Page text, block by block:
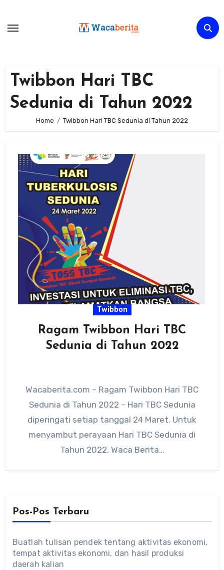
content
Twibbon Hari TBC
Sedunia di Tahun 2022
Home Twibbon Hari TBC Sedunia di Tahun 2022
Twibbon
Ragam Twibbon Hari TBC
Sedunia di Tahun 2022
Wacaberita.com – Ragam Twibbon Hari TBC
Sedunia di Tahun 2022 – Hari TBC Sedunia
diperingati setiap tanggal 24 Maret. Untuk
menyambut perayaan Hari TBC Sedunia di
Tahun 2022, Waca Berita…
Pos-Pos Terbaru
Buatlah tulisan pendek tentang aktivitas ekonomi,
tempat aktivitas ekonomi, dan hasil produksi
daerah kalian